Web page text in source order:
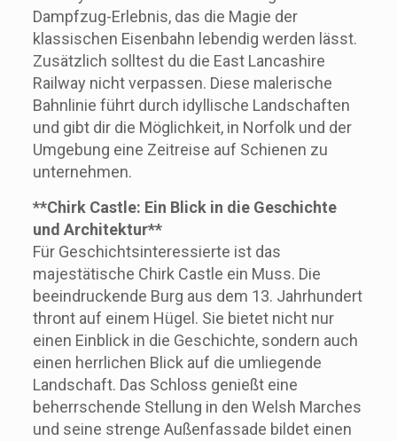
Dampfzug-Erlebnis, das die Magie der
klassischen Eisenbahn lebendig werden lässt.
Zusätzlich solltest du die East Lancashire
Railway nicht verpassen. Diese malerische
Bahnlinie führt durch idyllische Landschaften
und gibt dir die Möglichkeit, in Norfolk und der
Umgebung eine Zeitreise auf Schienen zu
unternehmen.
**Chirk Castle: Ein Blick in die Geschichte
und Architektur**
Für Geschichtsinteressierte ist das
majestätische Chirk Castle ein Muss. Die
beeindruckende Burg aus dem 13. Jahrhundert
thront auf einem Hügel. Sie bietet nicht nur
einen Einblick in die Geschichte, sondern auch
einen herrlichen Blick auf die umliegende
Landschaft. Das Schloss genießt eine
beherrschende Stellung in den Welsh Marches
und seine strenge Außenfassade bildet einen